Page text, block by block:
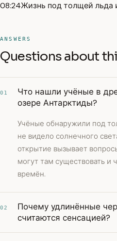
08:24Жизнь под толщей льда
ANSWERS
Questions about
01
Что нашли учёные в
озере Антарктиды?
Учёные обнаружили под
не видело солнечного
открытие вызывает
могут там существовать и
времён.
02
Почему удлинённые
считаются сенсацией?